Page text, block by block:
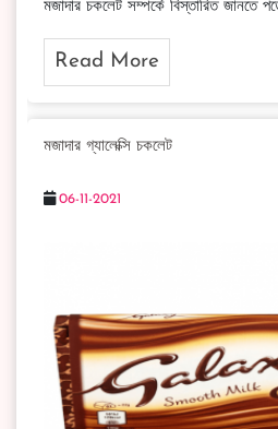
মজাদার চকলেট সম্পর্কে বিস্তারিত জানতে
Read More
মজাদার গ্যালেক্সি চকলেট
06-11-2021